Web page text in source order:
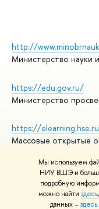
Мы используем
НИУ ВШЭ и
подробную
можно найти здесь
данных –здесь
http://
Министерство науки
https://edu.gov.ru/
Министерство
https://
Массовые открытые
© НИУ ВШЭ 1993–2026
Условия использования